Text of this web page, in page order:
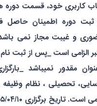
کاربری خود، قسمت
ثبت دوره اطمینان حاصل
و غیبت مجاز نمی
الزامی است _پس از ثبت نام
مقدور نمیباشد
تحصیلی ، نظام